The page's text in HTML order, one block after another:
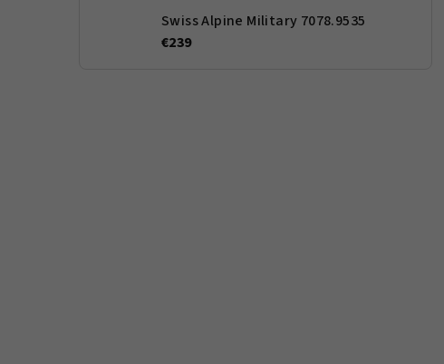
Swiss Alpine Military 7078.9535
€239